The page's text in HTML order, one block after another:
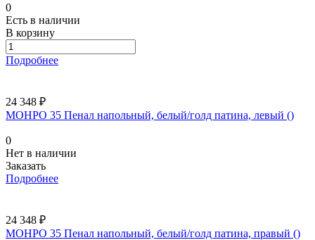
0
Есть в наличии
В корзину
Подробнее
24 348 ₽
МОНРО 35 Пенал напольный, белый/голд патина, левый ()
0
Нет в наличии
Заказать
Подробнее
24 348 ₽
МОНРО 35 Пенал напольный, белый/голд патина, правый ()